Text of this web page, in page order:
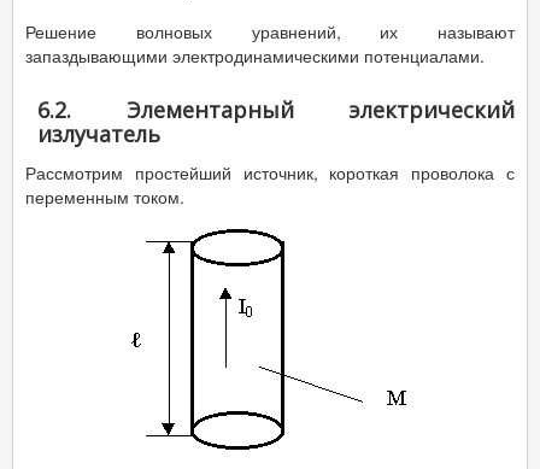
Решение волновых уравнений, их называют
запаздывающими электродинамическими потенциалами.
6.2. Элементарный электрический
излучатель
Рассмотрим простейший источник, короткая проволока с
переменным током.